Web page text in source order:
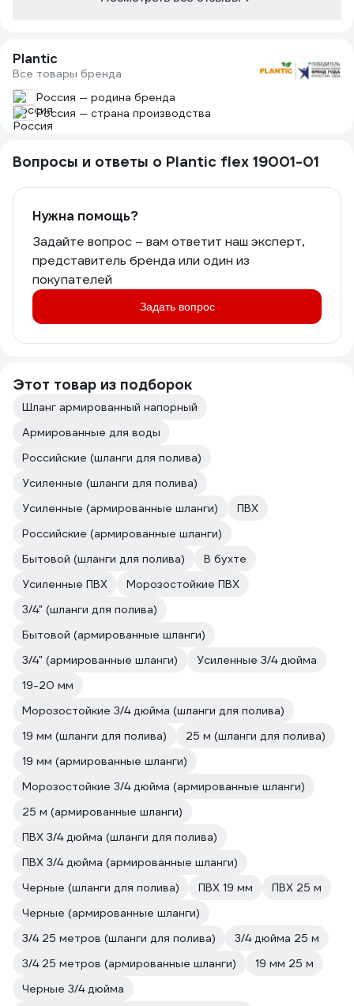
Plantic
Все товары бренда
Россия — родина бренда
Россия — страна производства
Вопросы и ответы о Plantic flex 19001-01
Нужна помощь?
Задайте вопрос – вам ответит наш эксперт,
представитель бренда или один из
покупателей
Задать вопрос
Этот товар из подборок
Шланг армированный напорный
Армированные для воды
Российские (шланги для полива)
Усиленные (шланги для полива)
Усиленные (армированные шланги)
ПВХ
Российские (армированные шланги)
Бытовой (шланги для полива)
В бухте
Усиленные ПВХ
Морозостойкие ПВХ
3/4" (шланги для полива)
Бытовой (армированные шланги)
3/4" (армированные шланги)
Усиленные 3/4 дюйма
19-20 мм
Морозостойкие 3/4 дюйма (шланги для полива)
19 мм (шланги для полива)
25 м (шланги для полива)
19 мм (армированные шланги)
Морозостойкие 3/4 дюйма (армированные шланги)
25 м (армированные шланги)
ПВХ 3/4 дюйма (шланги для полива)
ПВХ 3/4 дюйма (армированные шланги)
Черные (шланги для полива)
ПВХ 19 мм
ПВХ 25 м
Черные (армированные шланги)
3/4 25 метров (шланги для полива)
3/4 дюйма 25 м
3/4 25 метров (армированные шланги)
19 мм 25 м
Черные 3/4 дюйма